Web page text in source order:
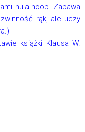
hula-hoop. Zabawa
rąk, ale uczy
książki Klausa W.